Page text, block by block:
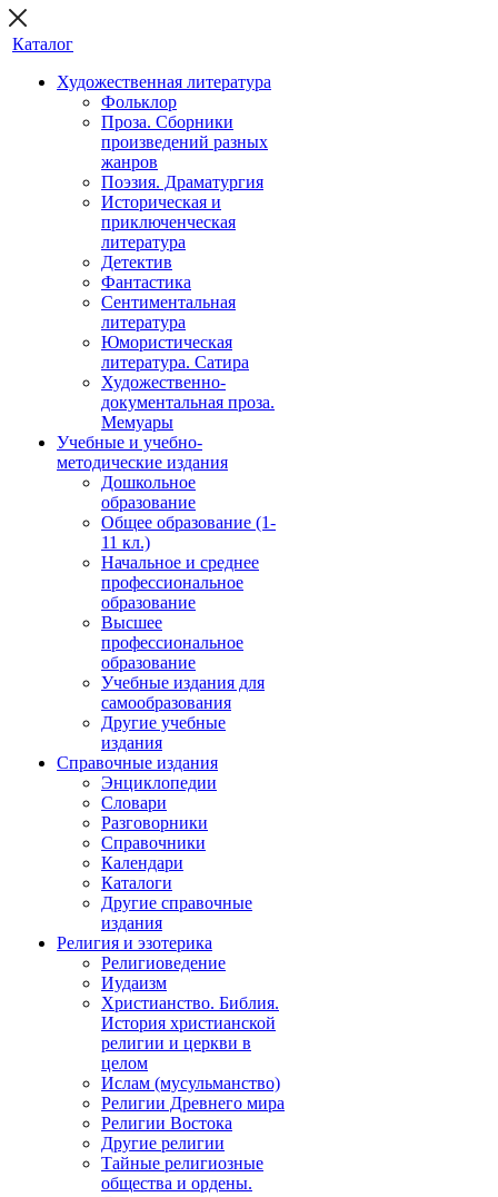
Каталог
Художественная литература
Фольклор
Проза. Сборники
произведений разных
жанров
Поэзия. Драматургия
Историческая и
приключенческая
литература
Детектив
Фантастика
Сентиментальная
литература
Юмористическая
литература. Сатира
Художественно-
документальная проза.
Мемуары
Учебные и учебно-
методические издания
Дошкольное
образование
Общее образование (1-
11 кл.)
Начальное и среднее
профессиональное
образование
Высшее
профессиональное
образование
Учебные издания для
самообразования
Другие учебные
издания
Справочные издания
Энциклопедии
Словари
Разговорники
Справочники
Календари
Каталоги
Другие справочные
издания
Религия и эзотерика
Религиоведение
Иудаизм
Христианство. Библия.
История христианской
религии и церкви в
целом
Ислам (мусульманство)
Религии Древнего мира
Религии Востока
Другие религии
Тайные религиозные
общества и ордены.